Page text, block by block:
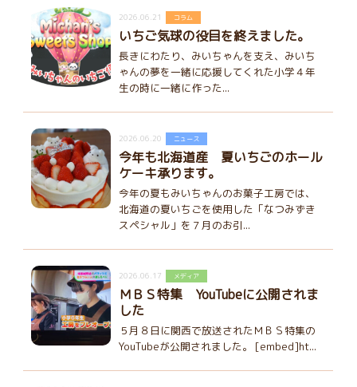
2026.06.21 コラム
いちご気球の役目を終えました。
長きにわたり、みいちゃんを支え、みいち
ゃんの夢を一緒に応援してくれた小学４年
生の時に一緒に作った...
2026.06.20 ニュース
今年も北海道産 夏いちごのホール
ケーキ承ります。
今年の夏もみいちゃんのお菓子工房では、
北海道の夏いちごを使用した「なつみずき
スペシャル」を７月のお引...
2026.06.17 メディア
ＭＢＳ特集 YouTubeに公開されま
した
５月８日に関西で放送されたＭＢＳ特集の
YouTubeが公開されました。 [embed]ht...